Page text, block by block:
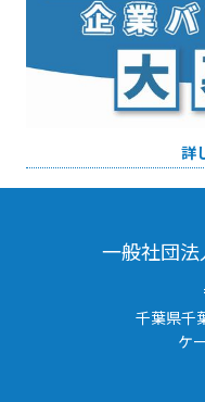
詳
一般社団法
千葉県千
ケ